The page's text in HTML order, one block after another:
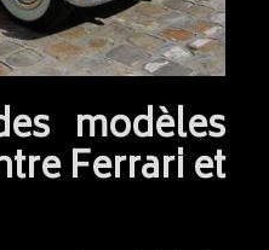
modèles
Ferrari et